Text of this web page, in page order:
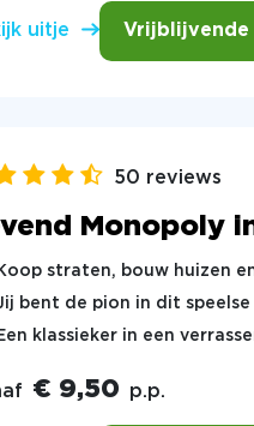
uitje
50 reviews
Monopoly
straten, bouw huizen
bent de pion in dit speelse
klassieker in een
€ 9,50 p.p.